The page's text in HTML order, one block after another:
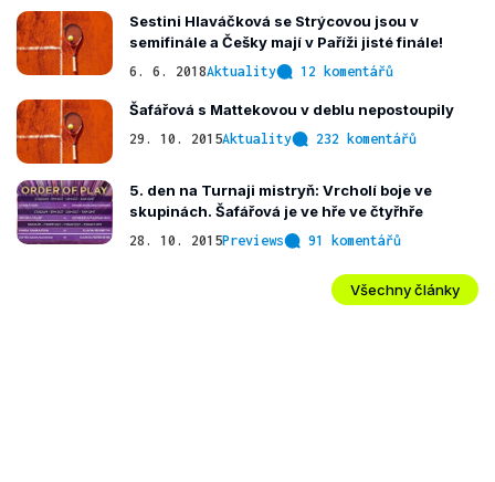
Sestini Hlaváčková se Strýcovou jsou v
semifinále a Češky mají v Paříži jisté finále!
6. 6. 2018Aktuality 12 komentářů
Šafářová s Mattekovou v deblu nepostoupily
29. 10. 2015Aktuality 232 komentářů
5. den na Turnaji mistryň: Vrcholí boje ve
skupinách. Šafářová je ve hře ve čtyřhře
28. 10. 2015Previews 91 komentářů
Všechny články